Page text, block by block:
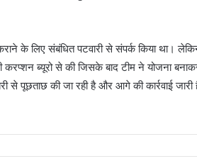
के लिए संबंधित पटवारी से संपर्क किया था।
ब्यूरो से की जिसके बाद टीम ने योजना
से पूछताछ की जा रही है और आगे की कार्रवाई जारी